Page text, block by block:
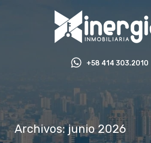
+58 414 303.2010
Archivos: junio 2026